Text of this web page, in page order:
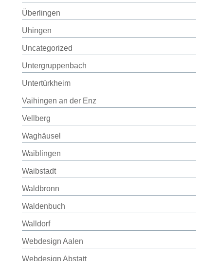
Überlingen
Uhingen
Uncategorized
Untergruppenbach
Untertürkheim
Vaihingen an der Enz
Vellberg
Waghäusel
Waiblingen
Waibstadt
Waldbronn
Waldenbuch
Walldorf
Webdesign Aalen
Webdesign Abstatt